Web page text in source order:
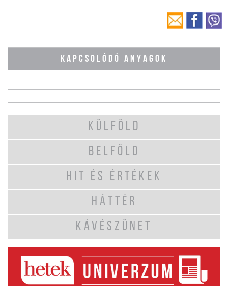
KAPCSOLÓDÓ ANYAGOK
KÜLFÖLD
BELFÖLD
HIT ÉS ÉRTÉKEK
HÁTTÉR
KÁVÉSZÜNET